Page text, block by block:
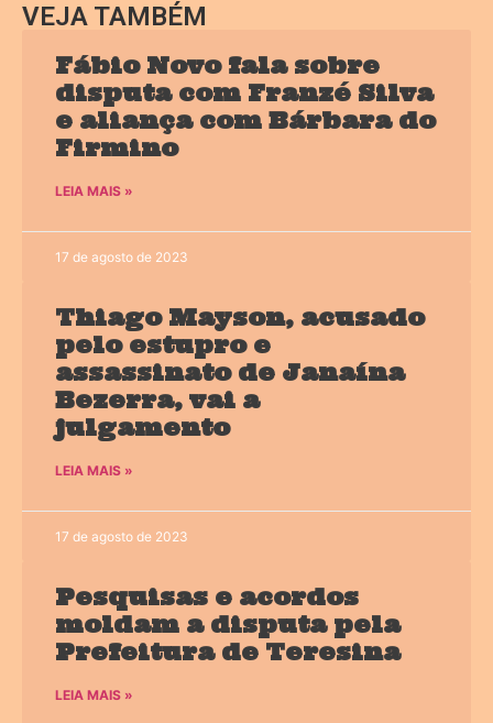
VEJA TAMBÉM
Fábio Novo fala sobre
disputa com Franzé Silva
e aliança com Bárbara do
Firmino
LEIA MAIS »
17 de agosto de 2023
Thiago Mayson, acusado
pelo estupro e
assassinato de Janaína
Bezerra, vai a
julgamento
LEIA MAIS »
17 de agosto de 2023
Pesquisas e acordos
moldam a disputa pela
Prefeitura de Teresina
LEIA MAIS »